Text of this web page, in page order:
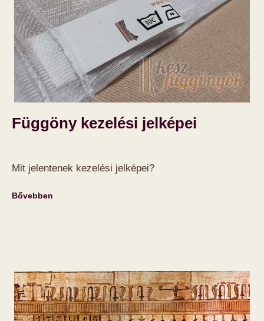
Függöny kezelési jelképei
Mit jelentenek kezelési jelképei?
Bővebben